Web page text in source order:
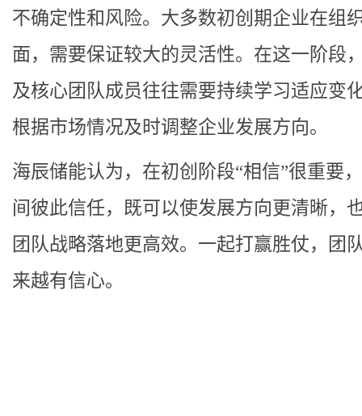
不确定性和风险。大多数初创期企业在组
面，需要保证较大的灵活性。在这一阶段
及核心团队成员往往需要持续学习适应变
根据市场情况及时调整企业发展方向。
海辰储能认为，在初创阶段“相信”很重要
间彼此信任，既可以使发展方向更清晰，
团队战略落地更高效。一起打赢胜仗，团
来越有信心。